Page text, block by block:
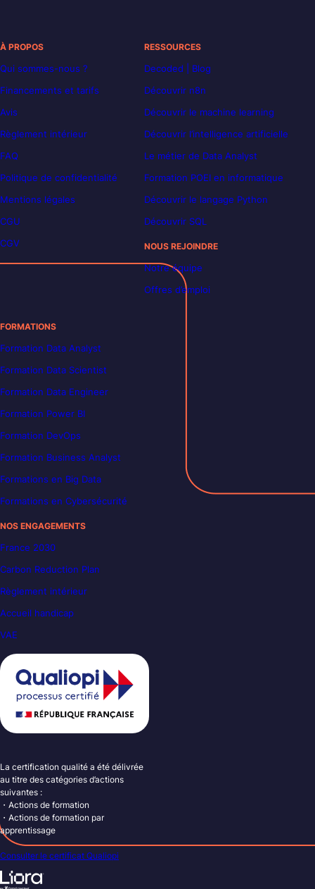
À PROPOS
Qui sommes-nous ?
Financements et tarifs
Avis
Règlement intérieur
FAQ
Politique de confidentialité
Mentions légales
CGU
CGV
RESSOURCES
Decoded | Blog
Découvrir n8n
Découvrir le machine learning
Découvrir l’intelligence artificielle
Le métier de Data Analyst
Formation POEI en informatique
Découvrir le langage Python
Découvrir SQL
NOUS REJOINDRE
Notre équipe
Offres d’emploi
FORMATIONS
Formation Data Analyst
Formation Data Scientist
Formation Data Engineer
Formation Power BI
Formation DevOps
Formation Business Analyst
Formations en Big Data
Formations en Cybersécurité
NOS ENGAGEMENTS
France 2030
Carbon Reduction Plan
Règlement intérieur
Accueil handicap
VAE
La certification qualité a été délivrée
au titre des catégories d’actions
suivantes :
・Actions de formation
・Actions de formation par
apprentissage
Consulter le certificat Qualiopi